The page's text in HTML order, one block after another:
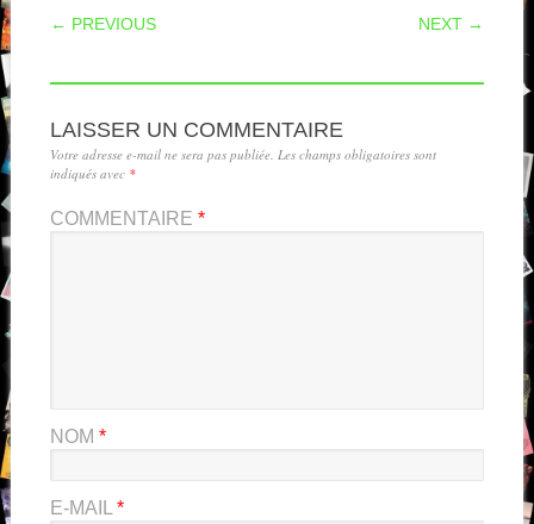
POST NAVIGATION
← PREVIOUS NEXT →
LAISSER UN COMMENTAIRE
Votre adresse e-mail ne sera pas publiée. Les champs obligatoires sont
indiqués avec *
COMMENTAIRE *
NOM *
E-MAIL *